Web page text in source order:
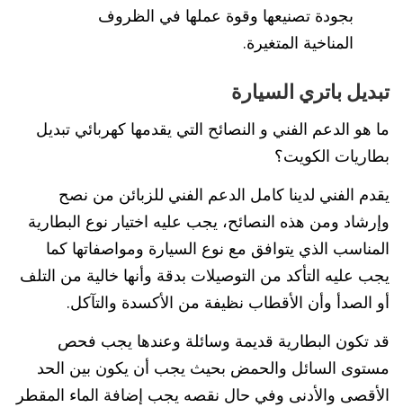
بجودة تصنيعها وقوة عملها في الظروف
المناخية المتغيرة.
تبديل باتري السيارة
ما هو الدعم الفني و النصائح التي يقدمها كهربائي تبديل
بطاريات الكويت؟
يقدم الفني لدينا كامل الدعم الفني للزبائن من نصح
وإرشاد ومن هذه النصائح، يجب عليه اختيار نوع البطارية
المناسب الذي يتوافق مع نوع السيارة ومواصفاتها كما
يجب عليه التأكد من التوصيلات بدقة وأنها خالية من التلف
أو الصدأ وأن الأقطاب نظيفة من الأكسدة والتآكل.
قد تكون البطارية قديمة وسائلة وعندها يجب فحص
مستوى السائل والحمض بحيث يجب أن يكون بين الحد
الأقصى والأدنى وفي حال نقصه يجب إضافة الماء المقطر